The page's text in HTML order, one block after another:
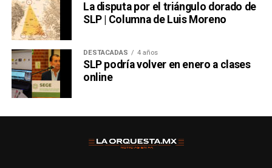
La disputa por el triángulo dorado de
SLP | Columna de Luis Moreno
DESTACADAS 4 años
SLP podría volver en enero a clases
online